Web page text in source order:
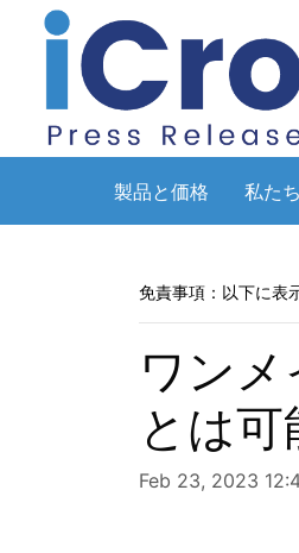
製品と価格 私た
免責事項：以下に表
ワン
とは可
Feb 23, 2023